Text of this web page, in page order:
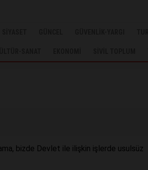
bizde Devlet ile ilişkin işlerde usulsüz